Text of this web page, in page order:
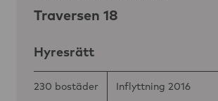
Traversen 18
Hyresrätt
230 bostäder Inflyttning 2016